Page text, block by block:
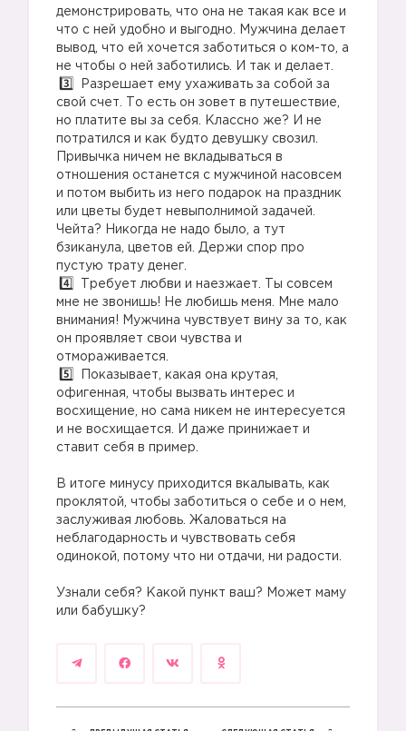
демонстрировать, что она не такая как все и
что с ней удобно и выгодно. Мужчина делает
вывод, что ей хочется заботиться о ком-то, а
не чтобы о ней заботились. И так и делает.
Разрешает ему ухаживать за собой за
свой счет. То есть он зовет в путешествие,
но платите вы за себя. Классно же? И не
потратился и как будто девушку свозил.
Привычка ничем не вкладываться в
отношения останется с мужчиной насовсем
и потом выбить из него подарок на праздник
или цветы будет невыполнимой задачей.
Чейта? Никогда не надо было, а тут
бзиканула, цветов ей. Держи спор про
пустую трату денег.
Требует любви и наезжает. Ты совсем
мне не звонишь! Не любишь меня. Мне мало
внимания! Мужчина чувствует вину за то, как
он проявляет свои чувства и
отмораживается.
Показывает, какая она крутая,
офигенная, чтобы вызвать интерес и
восхищение, но сама никем не интересуется
и не восхищается. И даже принижает и
ставит себя в пример.
В итоге минусу приходится вкалывать, как
проклятой, чтобы заботиться о себе и о нем,
заслуживая любовь. Жаловаться на
неблагодарность и чувствовать себя
одинокой, потому что ни отдачи, ни радости.
Узнали себя? Какой пункт ваш? Может маму
или бабушку?